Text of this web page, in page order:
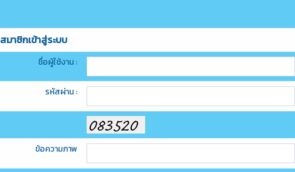
สมาชิกเข้าสู่ระบบ
ชื่อผู้ใช้งาน :
รหัสผ่าน :
ข้อความภาพ